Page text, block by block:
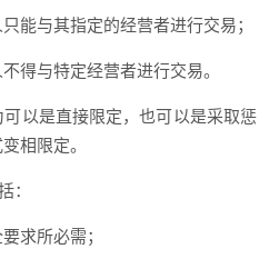
与其指定的经营者进行交易；
与特定经营者进行交易。
以是直接限定，也可以是采取惩
相限定。
所必需；